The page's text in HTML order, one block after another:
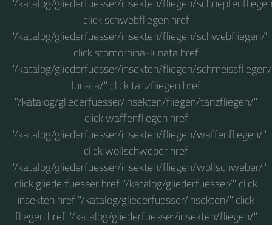
"/katalog/gliederfuesser/insekten/fliegen/
click schwebfliegen href
"/katalog/gliederfuesser/insekten/fliegen/schwebfliegen/"
click stomorhina-lunata href
"/katalog/gliederfuesser/insekten/fliegen/
lunata/" click tanzfliegen href
"/katalog/gliederfuesser/insekten/fliegen/tanzfliegen/"
click waffenfliegen href
"/katalog/gliederfuesser/insekten/fliegen/waffenfliegen/"
click wollschweber href
"/katalog/gliederfuesser/insekten/fliegen/wollschweber/"
click gliederfuesser href "/katalog/gliederfuesser/" click
insekten href "/katalog/gliederfuesser/insekten/" click
fliegen href "/katalog/gliederfuesser/insekten/fliegen/"